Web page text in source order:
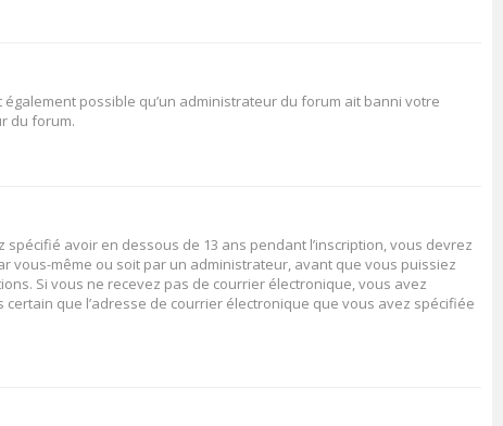
possible qu’un administrateur du forum ait banni votre
du forum.
avoir en dessous de 13 ans pendant l’inscription, vous devrez
vous-même ou soit par un administrateur, avant que vous puissiez
Si vous ne recevez pas de courrier électronique, vous avez
que l’adresse de courrier électronique que vous avez spécifiée